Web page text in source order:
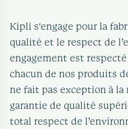
Kipli s'engage pour la
qualité et le respect de
engagement est
chacun de nos produits
ne fait pas exception à la
garantie de qualité
total respect de